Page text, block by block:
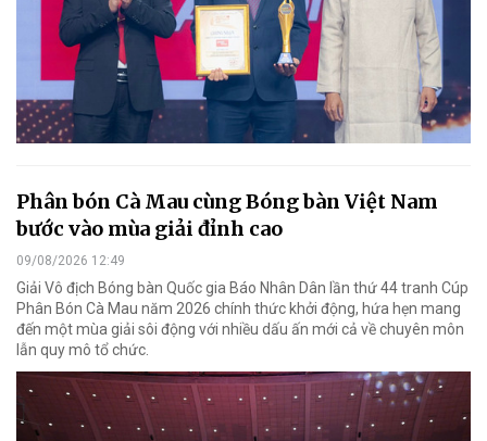
Phân bón Cà Mau cùng Bóng bàn Việt Nam
bước vào mùa giải đỉnh cao
09/08/2026 12:49
Giải Vô địch Bóng bàn Quốc gia Báo Nhân Dân lần thứ 44 tranh Cúp
Phân Bón Cà Mau năm 2026 chính thức khởi động, hứa hẹn mang
đến một mùa giải sôi động với nhiều dấu ấn mới cả về chuyên môn
lẫn quy mô tổ chức.